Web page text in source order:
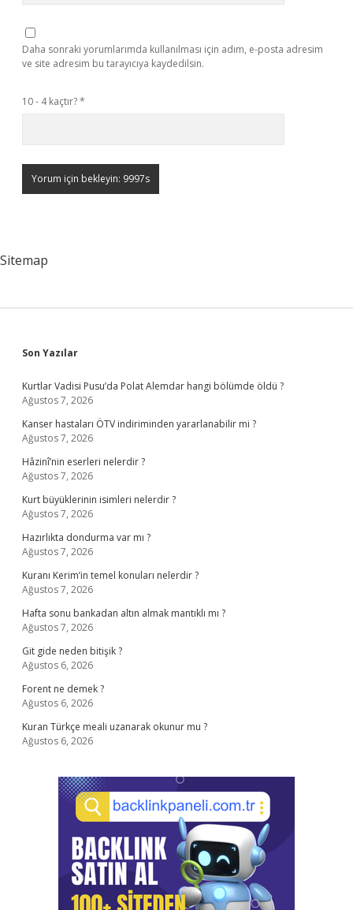
Daha sonraki yorumlarımda kullanılması için adım, e-posta adresim
ve site adresim bu tarayıcıya kaydedilsin.
10 - 4 kaçtır?*
Sitemap
Sidebar
Son Yazılar
Kurtlar Vadisi Pusu’da Polat Alemdar hangi bölümde öldü ?
Ağustos 7, 2026
Kanser hastaları ÖTV indiriminden yararlanabilir mi ?
Ağustos 7, 2026
Hâzinî’nin eserleri nelerdir ?
Ağustos 7, 2026
Kurt büyüklerinin isimleri nelerdir ?
Ağustos 7, 2026
Hazırlıkta dondurma var mı ?
Ağustos 7, 2026
Kuranı Kerim’in temel konuları nelerdir ?
Ağustos 7, 2026
Hafta sonu bankadan altın almak mantıklı mı ?
Ağustos 7, 2026
Git gide neden bitişik ?
Ağustos 6, 2026
Forent ne demek ?
Ağustos 6, 2026
Kuran Türkçe meali uzanarak okunur mu ?
Ağustos 6, 2026